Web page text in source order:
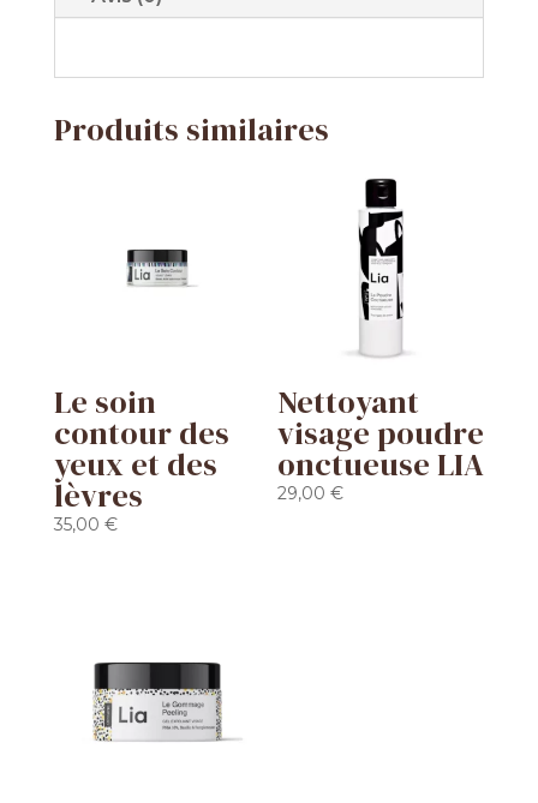
Produits similaires
Le soin
contour des
yeux et des
lèvres
35,00 €
Nettoyant
visage poudre
onctueuse LIA
29,00€